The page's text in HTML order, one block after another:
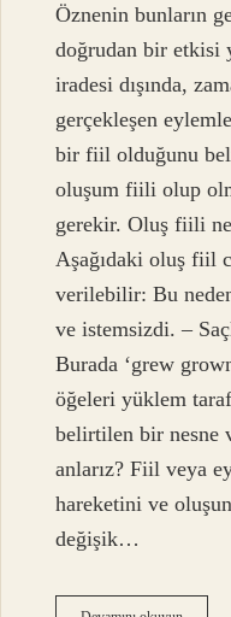
Öznenin bunların
doğrudan bir etkisi
iradesi dışında,
gerçekleşen
bir fiil olduğunu
oluşum fiili olup
gerekir. Oluş fiili
Aşağıdaki oluş fiil
verilebilir: Bu
ve istemsizdi. –
Burada ‘grew
öğeleri yüklem
belirtilen bir nesne
anlarız? Fiil veya
hareketini ve
değişik…